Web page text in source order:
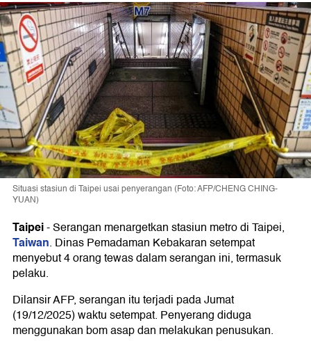
Situasi stasiun di Taipei usai penyerangan (Foto: AFP/CHENG CHING-
YUAN)
Taipei-Serangan menargetkan stasiun metro di Taipei,
Taiwan. Dinas Pemadaman Kebakaran setempat
menyebut 4 orang tewas dalam serangan ini, termasuk
pelaku.
Dilansir AFP, serangan itu terjadi pada Jumat
(19/12/2025) waktu setempat. Penyerang diduga
menggunakan bom asap dan melakukan penusukan.